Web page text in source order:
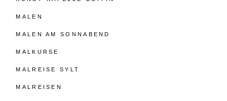
MALEN
MALEN AM SONNABEND
MALKURSE
MALREISE SYLT
MALREISEN